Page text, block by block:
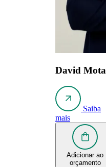
David Mota
Saiba
mais
Adicionar ao
orçamento